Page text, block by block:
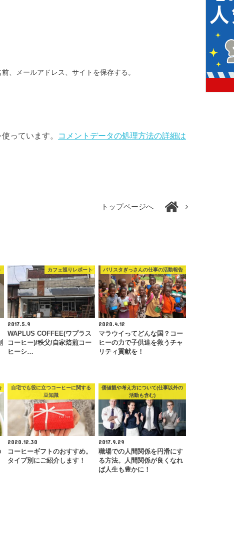
、メールアドレス、サイトを保存する。
っています。
コメントデータの処理方法の詳細は
トップページへ
カフェ巡りレポート
2017.5.9
WAPLUS COFFEE(ワプラス
コーヒー)/秩父/自家焙煎コー
ヒーシ…
バリスタぎっさんの仕事の活動報告
2020.4.12
マラウイってどんな国？コー
ヒーの力で子供達を救うチャ
リティ貢献を！
自宅でも役に立つコーヒーに関する
豆知識
2020.12.30
コーヒーギフトのおすすめ。
タイプ別にご紹介します！
価値観や考え方について(仕事以外の
活動も含む)
2017.9.29
職場での人間関係を円滑にす
る方法。人間関係が良くなれ
ば人生も豊かに！